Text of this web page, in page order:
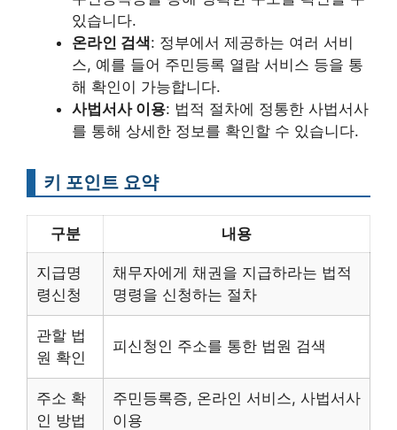
있습니다.
온라인 검색: 정부에서 제공하는 여러 서비
스, 예를 들어 주민등록 열람 서비스 등을 통
해 확인이 가능합니다.
사법서사 이용: 법적 절차에 정통한 사법서사
를 통해 상세한 정보를 확인할 수 있습니다.
키 포인트 요약
구분 내용
지급명
령신청
채무자에게 채권을 지급하라는 법적
명령을 신청하는 절차
관할 법
원 확인
피신청인 주소를 통한 법원 검색
주소 확
인 방법
주민등록증, 온라인 서비스, 사법서사
이용